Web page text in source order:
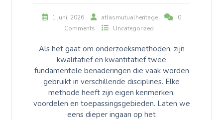
1 juni, 2026 atlasmutualheritage
0
Comments
Uncategorized
Als het gaat om onderzoeksmethoden, zijn
kwalitatief en kwantitatief twee
fundamentele benaderingen die vaak worden
gebruikt in verschillende disciplines. Elke
methode heeft zijn eigen kenmerken,
voordelen en toepassingsgebieden. Laten we
eens dieper ingaan op het